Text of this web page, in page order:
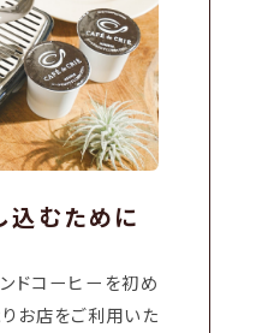
むために
ンドコーヒーを初め
お店をご利用いた